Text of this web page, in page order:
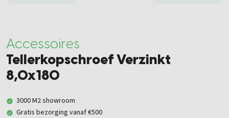
Accessoires
Tellerkopschroef Verzinkt
8,0x180
3000 M2 showroom
Gratis bezorging vanaf €500